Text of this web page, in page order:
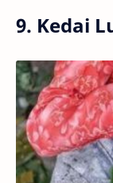
9. Kedai